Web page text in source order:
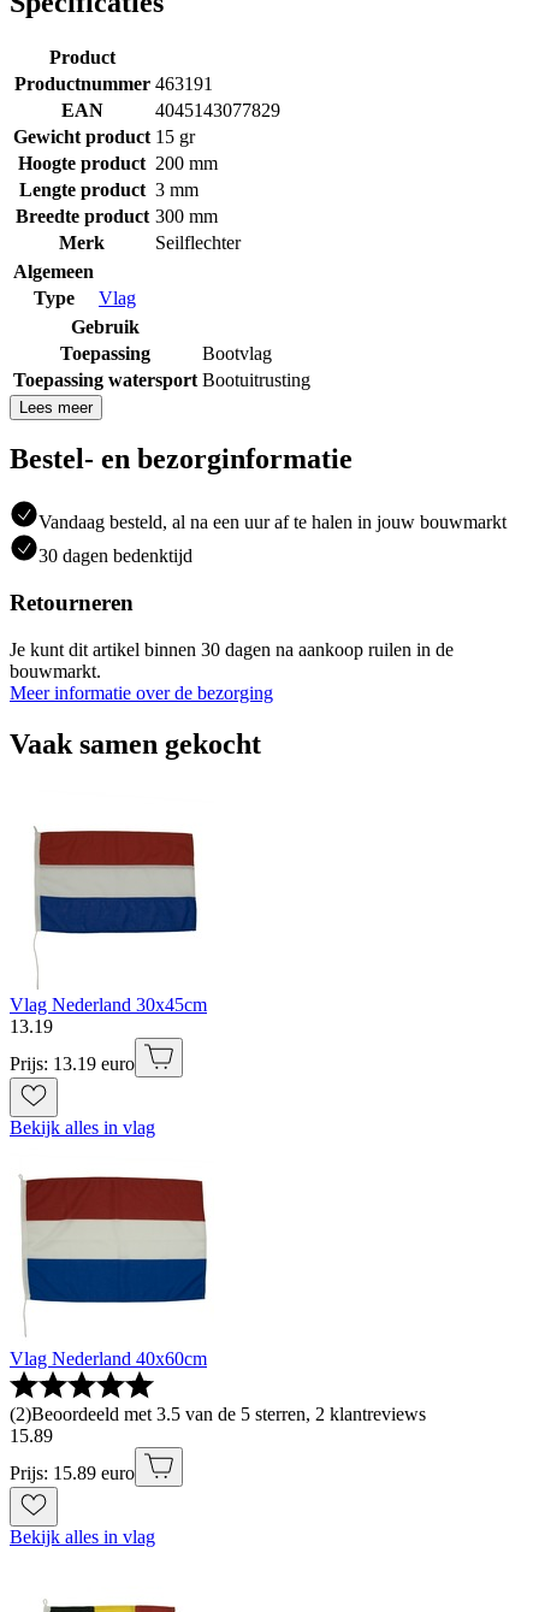
Product
Productnummer 463191
EAN
4045143077829
Gewicht product 15 gr
Hoogte product 200 mm
Lengte product 3 mm
Breedte product 300 mm
Merk
Seilflechter
Algemeen
Type
Vlag
Gebruik
Toepassing
Bootvlag
Toepassing watersport Bootuitrusting
Lees meer
Bestel- en bezorginformatie
Vandaag besteld, al na een uur af te halen in jouw bouwmarkt
30 dagen bedenktijd
Retourneren
Je kunt dit artikel binnen 30 dagen na aankoop ruilen in de
bouwmarkt.
Meer informatie over de bezorging
Vaak samen gekocht
Vlag Nederland 30x45cm
13.19
Prijs: 13.19 euro
Bekijk alles in vlag
Vlag Nederland 40x60cm
(2)Beoordeeld met 3.5 van de 5 sterren, 2 klantreviews
15.89
Prijs: 15.89 euro
Bekijk alles in vlag